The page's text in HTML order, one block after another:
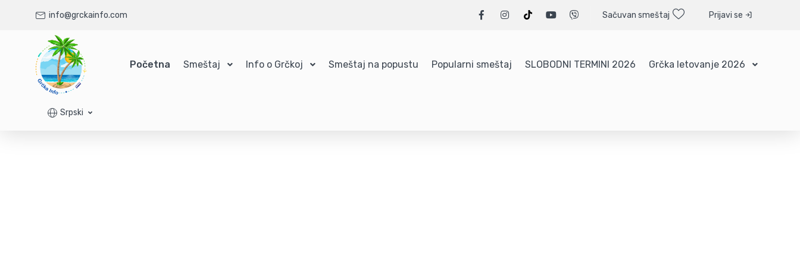
info@grckainfo.com Sačuvan smeštaj Prijavi se
Početna Smeštaj Info o Grčkoj Smeštaj na popustu Popularni smeštaj SLOBODNI TERMINI 2026 Grčka letovanje 2026
Srpski